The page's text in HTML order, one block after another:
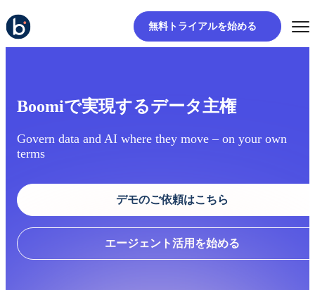
無料トライアルを始める
Boomiで実現するデータ主権
Govern data and AI where they move – on your own
terms
デモのご依頼はこちら
エージェント活用を始める